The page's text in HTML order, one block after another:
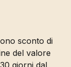
sconto di
del valore
giorni dal